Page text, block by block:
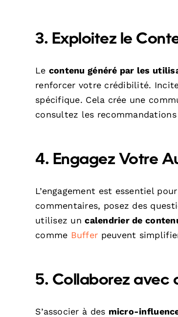
3. Exploitez le
Le contenu généré par les
renforcer votre crédibilité.
spécifique. Cela crée une
consultez les recommandations
4. Engagez Votre
L’engagement est essentiel
commentaires, posez des
utilisez uncalendrier de
comme Buffer peuvent
5. Collaborez avec
S’associer à des micro-